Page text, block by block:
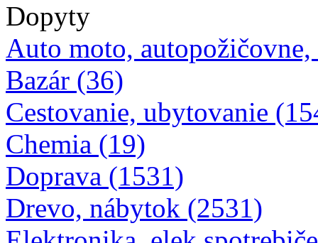
Dopyty
Auto moto,
Bazár (36)
Cestovanie, ubytovanie
Chemia (19)
Doprava (1531)
Drevo, nábytok (2531)